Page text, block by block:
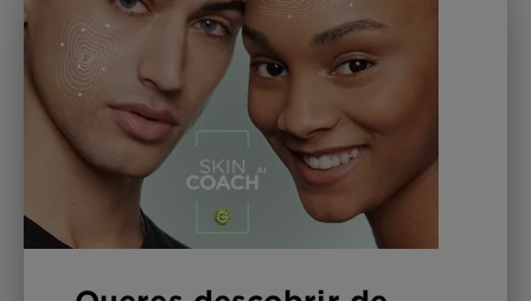
enxaguar_400ml